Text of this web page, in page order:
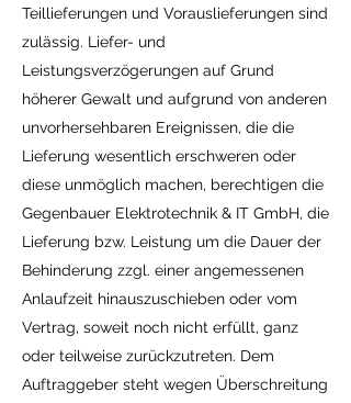
Teillieferungen und Vorauslieferungen sind
zulässig. Liefer- und
Leistungsverzögerungen auf Grund
höherer Gewalt und aufgrund von anderen
unvorhersehbaren Ereignissen, die die
Lieferung wesentlich erschweren oder
diese unmöglich machen, berechtigen die
Gegenbauer Elektrotechnik & IT GmbH, die
Lieferung bzw. Leistung um die Dauer der
Behinderung zzgl. einer angemessenen
Anlaufzeit hinauszuschieben oder vom
Vertrag, soweit noch nicht erfüllt, ganz
oder teilweise zurückzutreten. Dem
Auftraggeber steht wegen Überschreitung